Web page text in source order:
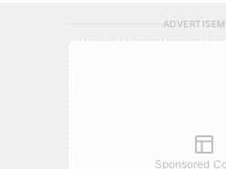
Sponsored